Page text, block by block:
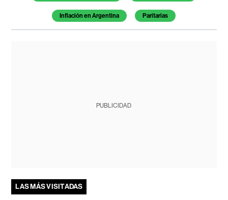
Inflación en Argentina Paritarias
PUBLICIDAD
LAS MÁS VISITADAS